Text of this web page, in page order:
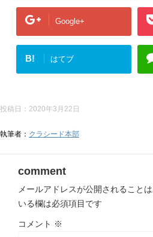
Google+
B! はてブ
投稿日： 2020年3月22日
執筆者： クラシード本部
comment
メールアドレスが公開されることは
いる欄は必須項目です
コメント ※